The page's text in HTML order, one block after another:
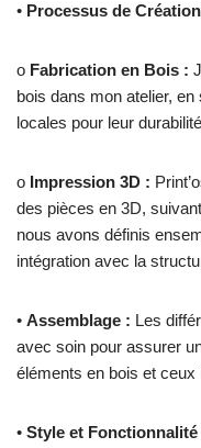
• Processus de
o Fabrication en Bois :
bois dans mon atelier,
locales pour leur
o Impression 3D :
des pièces en 3D,
nous avons définis
intégration avec la
• Assemblage : Les
avec soin pour assurer
éléments en bois et ceux
• Style et Fonctionnalité